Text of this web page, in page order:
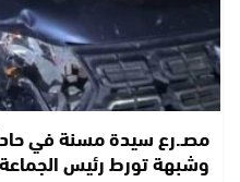
مصـ.رع سيدة مسنة في
وشبهة تورط رئيس